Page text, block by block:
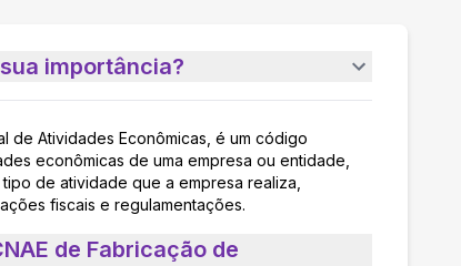
importância?
de Atividades Econômicas, é um código
econômicas de uma empresa ou entidade,
de atividade que a empresa realiza,
fiscais e regulamentações.
de Fabricação de